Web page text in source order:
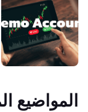
المواضيع